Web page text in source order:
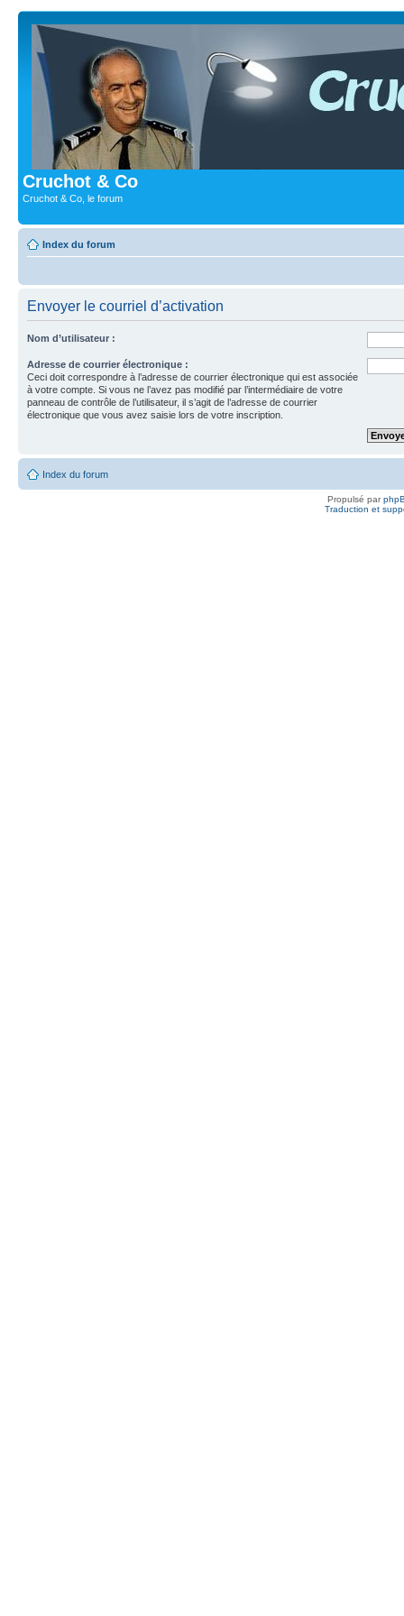
Cruchot & Co
Cruchot & Co, le forum
Index du forum
Envoyer le courriel d’activation
Nom d’utilisateur :
Adresse de courrier électronique :
Ceci doit correspondre à l’adresse de courrier électronique qui est associée
à votre compte. Si vous ne l’avez pas modifié par l’intermédiaire de votre
panneau de contrôle de l’utilisateur, il s’agit de l’adresse de courrier
électronique que vous avez saisie lors de votre inscription.
Index du forum
Propulsé par
Traduction et